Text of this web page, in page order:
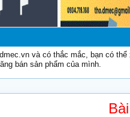
và có thắc mắc, bạn có
bán sản phẩm của mình.